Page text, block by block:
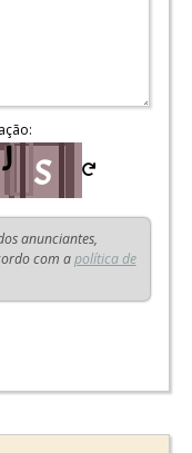
anunciantes,
com apolítica de